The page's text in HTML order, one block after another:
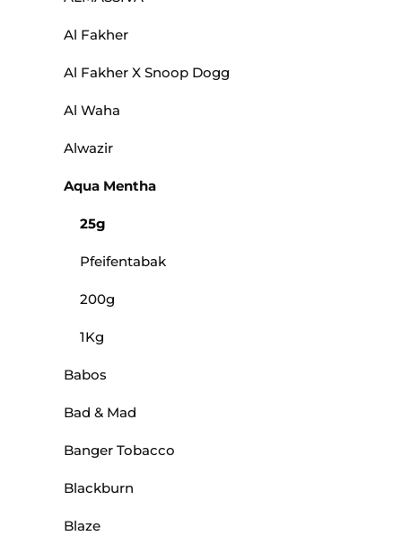
Al Fakher
Al Fakher X Snoop Dogg
Al Waha
Alwazir
Aqua Mentha
25g
Pfeifentabak
200g
1Kg
Babos
Bad & Mad
Banger Tobacco
Blackburn
Blaze